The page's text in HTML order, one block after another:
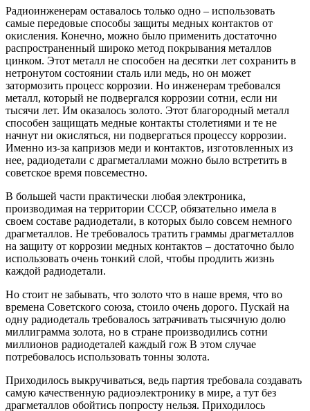
Радиоинженерам оставалось только одно – использовать
самые передовые способы защиты медных контактов от
окисления. Конечно, можно было применить достаточно
распространенный широко метод покрывания металлов
цинком. Этот металл не способен на десятки лет сохранить в
нетронутом состоянии сталь или медь, но он может
затормозить процесс коррозии. Но инженерам требовался
металл, который не подвергался коррозии сотни, если ни
тысячи лет. Им оказалось золото. Этот благородный металл
способен защищать медные контакты столетиями и те не
начнут ни окисляться, ни подвергаться процессу коррозии.
Именно из-за капризов меди и контактов, изготовленных из
нее, радиодетали с драгметаллами можно было встретить в
советское время повсеместно.
В большей части практически любая электроника,
производимая на территории СССР, обязательно имела в
своем составе радиодетали, в которых было совсем немного
драгметаллов. Не требовалось тратить граммы драгметаллов
на защиту от коррозии медных контактов – достаточно было
использовать очень тонкий слой, чтобы продлить жизнь
каждой радиодетали.
Но стоит не забывать, что золото что в наше время, что во
времена Советского союза, стоило очень дорого. Пускай на
одну радиодеталь требовалось затрачивать тысячную долю
миллиграмма золота, но в стране производились сотни
миллионов радиодеталей каждый гож В этом случае
потребовалось использовать тонны золота.
Приходилось выкручиваться, ведь партия требовала создавать
самую качественную радиоэлектронику в мире, а тут без
драгметаллов обойтись попросту нельзя. Приходилось